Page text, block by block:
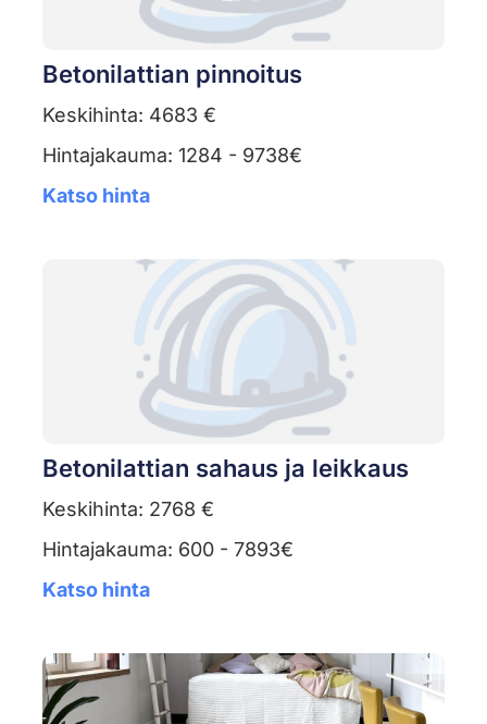
Betonilattian pinnoitus
Keskihinta: 4683 €
Hintajakauma: 1284 - 9738€
Katso hinta
Betonilattian sahaus ja leikkaus
Keskihinta: 2768 €
Hintajakauma: 600 - 7893€
Katso hinta